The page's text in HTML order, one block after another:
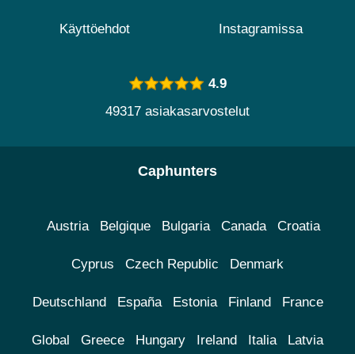
Käyttöehdot Instagramissa
4.9
49317 asiakasarvostelut
Caphunters
Austria Belgique Bulgaria Canada Croatia
Cyprus Czech Republic Denmark
Deutschland España Estonia Finland France
Global Greece Hungary Ireland Italia Latvia